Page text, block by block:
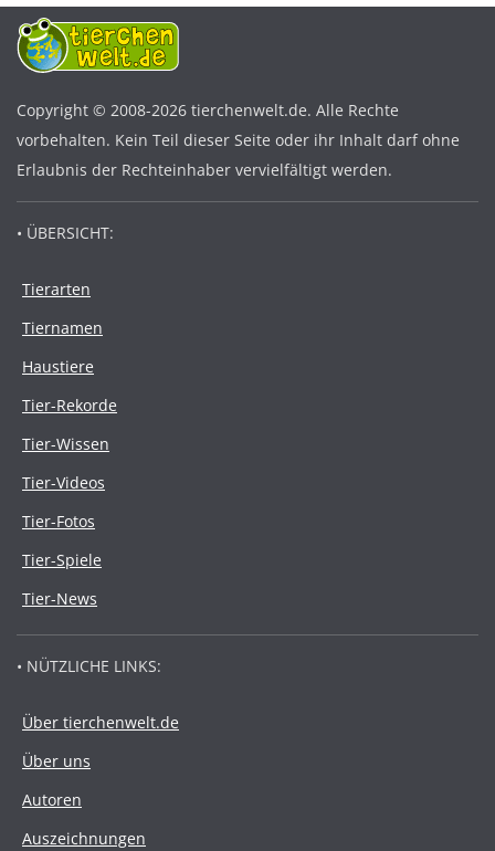
Copyright © 2008-2026 tierchenwelt.de. Alle Rechte
vorbehalten. Kein Teil dieser Seite oder ihr Inhalt darf ohne
Erlaubnis der Rechteinhaber vervielfältigt werden.
• ÜBERSICHT:
Tierarten
Tiernamen
Haustiere
Tier-Rekorde
Tier-Wissen
Tier-Videos
Tier-Fotos
Tier-Spiele
Tier-News
• NÜTZLICHE LINKS:
Über tierchenwelt.de
Über uns
Autoren
Auszeichnungen